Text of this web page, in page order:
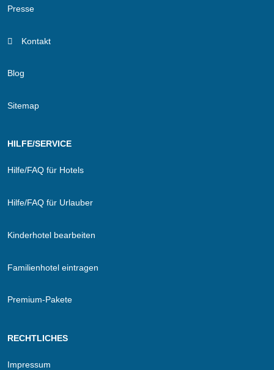
Presse
Kontakt
Blog
Sitemap
HILFE/SERVICE
Hilfe/FAQ für Hotels
Hilfe/FAQ für Urlauber
Kinderhotel bearbeiten
Familienhotel eintragen
Premium-Pakete
RECHTLICHES
Impressum